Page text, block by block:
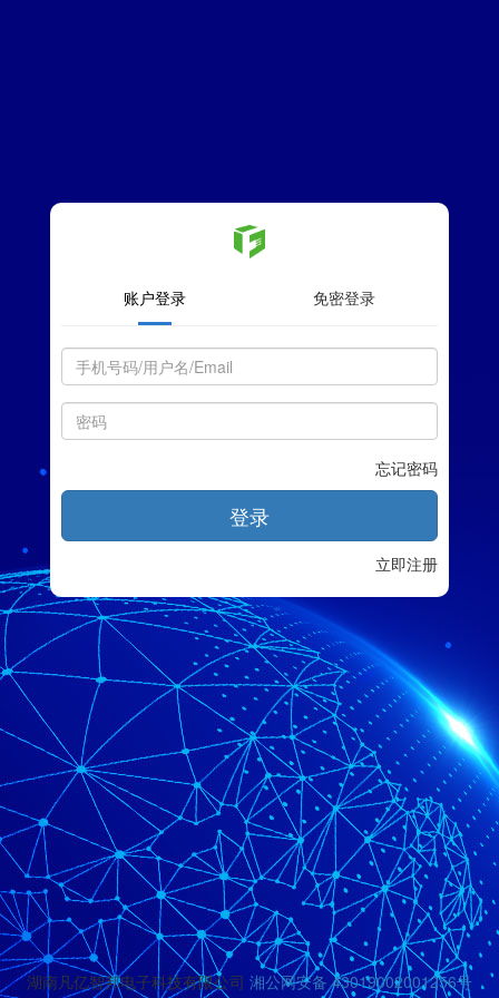
账户登录 免密登录
忘记密码
登录
立即注册
湖南凡亿智邦电子科技有限公司 湘公网安备 43019002001256号